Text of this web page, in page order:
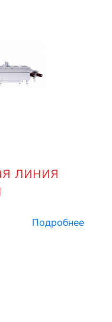
линия
Подробнее